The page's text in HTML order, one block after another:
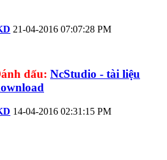
21-04-2016 07:07:28 PM
dấu: NcStudio - tài liệu
14-04-2016 02:31:15 PM